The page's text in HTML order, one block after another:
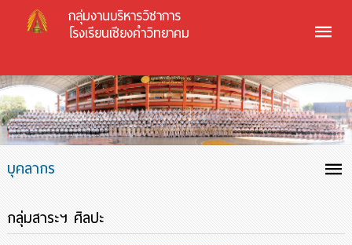
กลุ่มงานบริหารวิชาการ
โรงเรียนเชียงคำวิทยาคม
บุคลากร
กลุ่มสาระฯ ศิลปะ